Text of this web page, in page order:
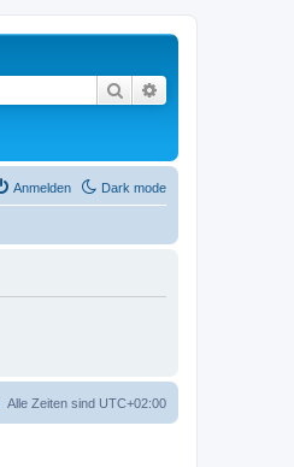
Suche
Dark mode
Anmelden
Alle Zeiten sind UTC+02:00